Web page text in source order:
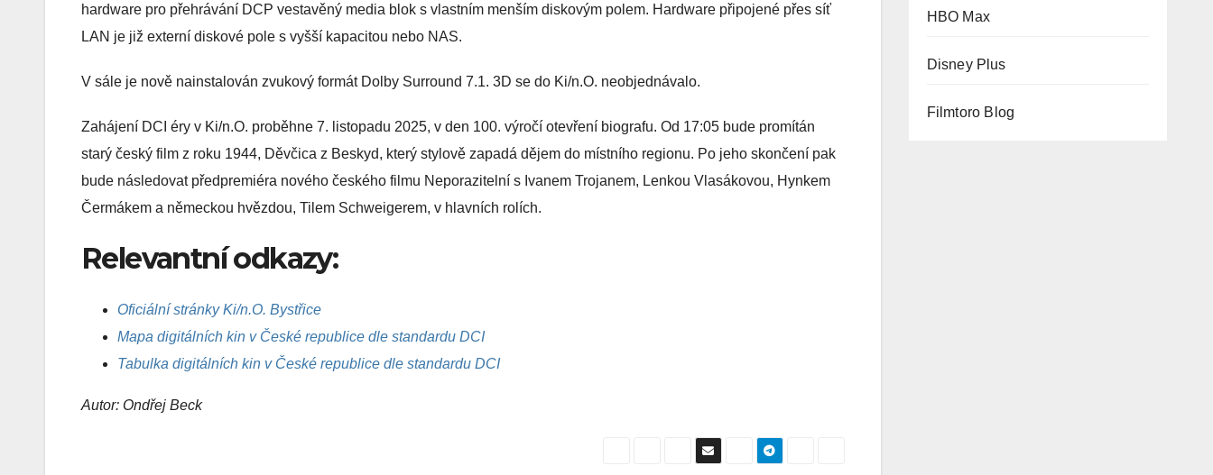
hardware pro přehrávání DCP vestavěný media blok s vlastním menším diskovým polem. Hardware připojené přes síť
LAN je již externí diskové pole s vyšší kapacitou nebo NAS.
V sále je nově nainstalován zvukový formát Dolby Surround 7.1. 3D se do Ki/n.O. neobjednávalo.
Zahájení DCI éry v Ki/n.O. proběhne 7. listopadu 2025, v den 100. výročí otevření biografu. Od 17:05 bude promítán
starý český film z roku 1944, Děvčica z Beskyd, který stylově zapadá dějem do místního regionu. Po jeho skončení pak
bude následovat předpremiéra nového českého filmu Neporazitelní s Ivanem Trojanem, Lenkou Vlasákovou, Hynkem
Čermákem a německou hvězdou, Tilem Schweigerem, v hlavních rolích.
Relevantní odkazy:
Oficiální stránky Ki/n.O. Bystřice
Mapa digitálních kin v České republice dle standardu DCI
Tabulka digitálních kin v České republice dle standardu DCI
Autor: Ondřej Beck
HBO Max
Disney Plus
Filmtoro Blog